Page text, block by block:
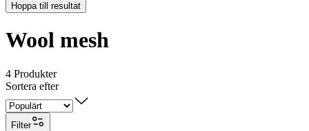
Hoppa till resultat
Wool mesh
4 Produkter
Sortera efter
Filter